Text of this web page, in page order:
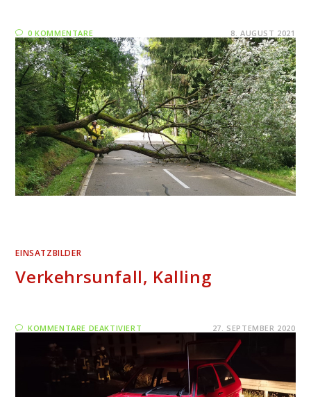
0 KOMMENTARE 8. AUGUST 2021
EINSATZBILDER
Verkehrsunfall, Kalling
KOMMENTARE DEAKTIVIERT
VERKEHRSUNFALL,
KALLING
27. SEPTEMBER 2020